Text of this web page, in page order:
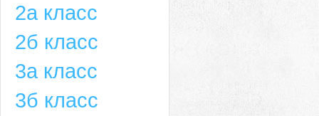
2а класс
2б класс
3а класс
3б класс